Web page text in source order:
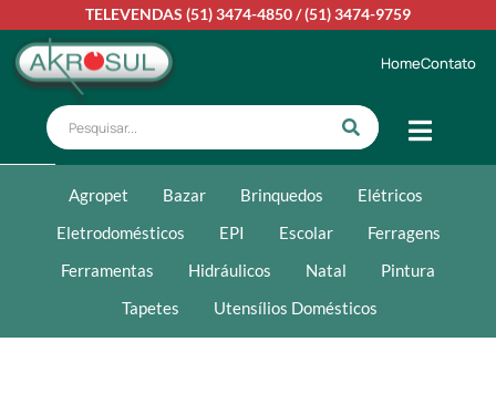
TELEVENDAS (51) 3474-4850/(51) 3474-9759
HomeContato
Agropet Bazar Brinquedos
Elétricos
Eletrodomésticos
EPI Escolar
Ferragens
Ferramentas
Hidráulicos Natal
Pintura
Tapetes
Utensílios Domésticos